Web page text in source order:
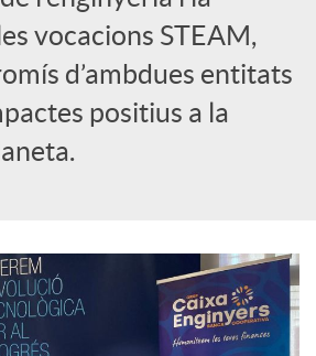
vocacions STEAM,
d’ambdues entitats
positius a la